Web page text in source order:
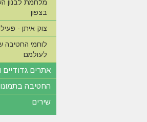
מלחמת לבנון
בצפון
צוק איתן -
לוחמי החטיבה
לעולמם
אתרים גדודיים
החטיבה
שירים